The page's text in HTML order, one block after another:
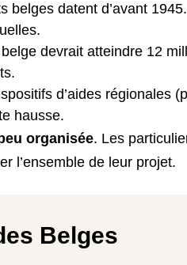
belges datent d’avant
devrait atteindre 12
d’aides régionales
hausse.
organisée. Les
l’ensemble de leur projet.
Belges